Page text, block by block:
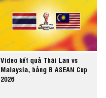
Video kết quả Thái Lan vs
Malaysia, bảng B ASEAN Cup
2026